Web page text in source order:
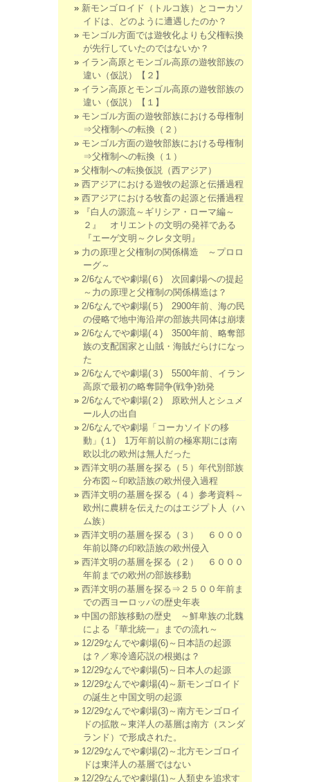
新モンゴロイド（トルコ族）とコーカソ
イドは、どのように遭遇したのか？
モンゴル方面では遊牧化よりも父権転換
が先行していたのではないか？
イラン高原とモンゴル高原の遊牧部族の
違い（仮説）【２】
イラン高原とモンゴル高原の遊牧部族の
違い（仮説）【１】
モンゴル方面の遊牧部族における母権制
⇒父権制への転換（２）
モンゴル方面の遊牧部族における母権制
⇒父権制への転換（１）
父権制への転換仮説（西アジア）
西アジアにおける遊牧の起源と伝播過程
西アジアにおける牧畜の起源と伝播過程
『白人の源流～ギリシア・ローマ編～
２』 オリエントの文明の発祥である
『エーゲ文明～クレタ文明』
力の原理と父権制の関係構造 ～プロロ
ーグ～
2/6なんでや劇場(６) 次回劇場への提起
～力の原理と父権制の関係構造は？
2/6なんでや劇場(５) 2900年前、海の民
の侵略で地中海沿岸の部族共同体は崩壊
2/6なんでや劇場(４) 3500年前、略奪部
族の支配国家と山賊・海賊だらけになっ
た
2/6なんでや劇場(３) 5500年前、イラン
高原で最初の略奪闘争(戦争)勃発
2/6なんでや劇場(２) 原欧州人とシュメ
ール人の出自
2/6なんでや劇場「コーカソイドの移
動」(１) 1万年前以前の極寒期には南
欧以北の欧州は無人だった
西洋文明の基層を探る（５）年代別部族
分布図～印欧語族の欧州侵入過程
西洋文明の基層を探る（４）参考資料～
欧州に農耕を伝えたのはエジプト人（ハ
ム族）
西洋文明の基層を探る（３） ６０００
年前以降の印欧語族の欧州侵入
西洋文明の基層を探る（２） ６０００
年前までの欧州の部族移動
西洋文明の基層を探る⇒２５００年前ま
での西ヨーロッパの歴史年表
中国の部族移動の歴史 ～鮮卑族の北魏
による『華北統一』までの流れ～
12/29なんでや劇場(6)～日本語の起源
は？／寒冷適応説の根拠は？
12/29なんでや劇場(5)～日本人の起源
12/29なんでや劇場(4)～新モンゴロイド
の誕生と中国文明の起源
12/29なんでや劇場(3)～南方モンゴロイ
ドの拡散～東洋人の基層は南方（スンダ
ランド）で形成された。
12/29なんでや劇場(2)～北方モンゴロイ
ドは東洋人の基層ではない
12/29なんでや劇場(1)～人類史を追求す